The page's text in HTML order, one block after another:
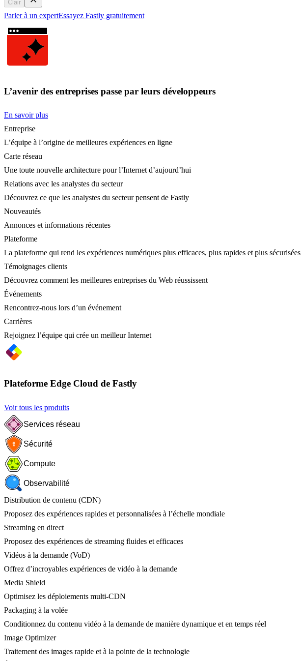
Clair
Parler à un expertEssayez Fastly gratuitement
L’avenir des entreprises passe par leurs développeurs
En savoir plus
Entreprise
L’équipe à l’origine de meilleures expériences en ligne
Carte réseau
Une toute nouvelle architecture pour l’Internet d’aujourd’hui
Relations avec les analystes du secteur
Découvrez ce que les analystes du secteur pensent de Fastly
Nouveautés
Annonces et informations récentes
Plateforme
La plateforme qui rend les expériences numériques plus efficaces, plus rapides et plus sécurisées
Témoignages clients
Découvrez comment les meilleures entreprises du Web réussissent
Événements
Rencontrez-nous lors d’un événement
Carrières
Rejoignez l’équipe qui crée un meilleur Internet
Plateforme Edge Cloud de Fastly
Voir tous les produits
Services réseau
Sécurité
Compute
Observabilité
Distribution de contenu (CDN)
Proposez des expériences rapides et personnalisées à l’échelle mondiale
Streaming en direct
Proposez des expériences de streaming fluides et efficaces
Vidéos à la demande (VoD)
Offrez d’incroyables expériences de vidéo à la demande
Media Shield
Optimisez les déploiements multi-CDN
Packaging à la volée
Conditionnez du contenu vidéo à la demande de manière dynamique et en temps réel
Image Optimizer
Traitement des images rapide et à la pointe de la technologie